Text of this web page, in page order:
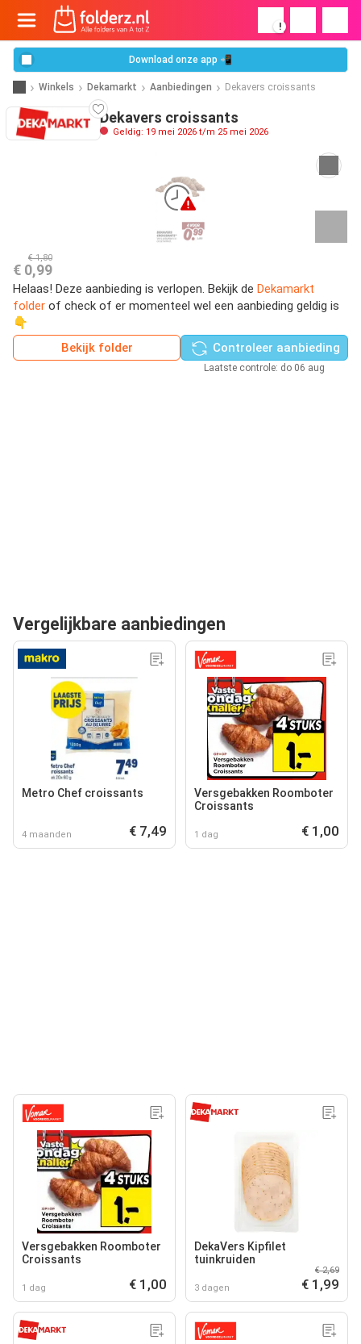
!
Download onze app 📲
Winkels Dekamarkt Aanbiedingen Dekavers croissants
Dekavers croissants
Geldig: 19 mei 2026 t/m 25 mei 2026
€ 1,80
€ 0,99
Helaas! Deze aanbieding is verlopen. Bekijk de Dekamarkt
folder of check of er momenteel wel een aanbieding geldig is
👇
Bekijk folder
Controleer aanbieding
Laatste controle: do 06 aug
Vergelijkbare aanbiedingen
Metro Chef croissants
4 maanden € 7,49
Versgebakken Roomboter
Croissants
1 dag € 1,00
Versgebakken Roomboter
Croissants
1 dag € 1,00
DekaVers Kipfilet
tuinkruiden
3 dagen
€ 2,69
€ 1,99